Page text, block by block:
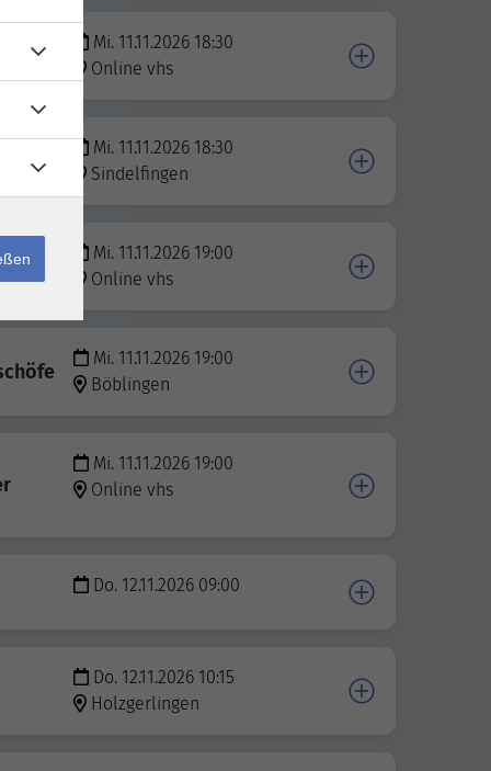
Mi. 11.11.2026 18:30
Online vhs
Mi. 11.11.2026 18:30
Sindelfingen
Mi. 11.11.2026 19:00
Online vhs
Mi. 11.11.2026 19:00
Böblingen
Mi. 11.11.2026 19:00
Online vhs
Do. 12.11.2026 09:00
Do. 12.11.2026 10:15
Holzgerlingen